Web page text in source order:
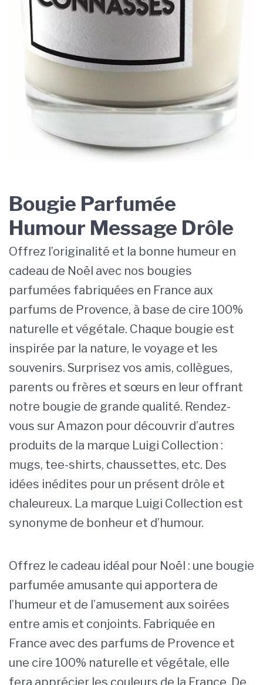
Bougie Parfumée
Humour Message Drôle
Offrez l’originalité et la bonne humeur en
cadeau de Noël avec nos bougies
parfumées fabriquées en France aux
parfums de Provence, à base de cire 100%
naturelle et végétale. Chaque bougie est
inspirée par la nature, le voyage et les
souvenirs. Surprisez vos amis, collègues,
parents ou frères et sœurs en leur offrant
notre bougie de grande qualité. Rendez-
vous sur Amazon pour découvrir d’autres
produits de la marque Luigi Collection :
mugs, tee-shirts, chaussettes, etc. Des
idées inédites pour un présent drôle et
chaleureux. La marque Luigi Collection est
synonyme de bonheur et d’humour.
Offrez le cadeau idéal pour Noël : une bougie
parfumée amusante qui apportera de
l’humeur et de l’amusement aux soirées
entre amis et conjoints. Fabriquée en
France avec des parfums de Provence et
une cire 100% naturelle et végétale, elle
fera apprécier les couleurs de la France. De